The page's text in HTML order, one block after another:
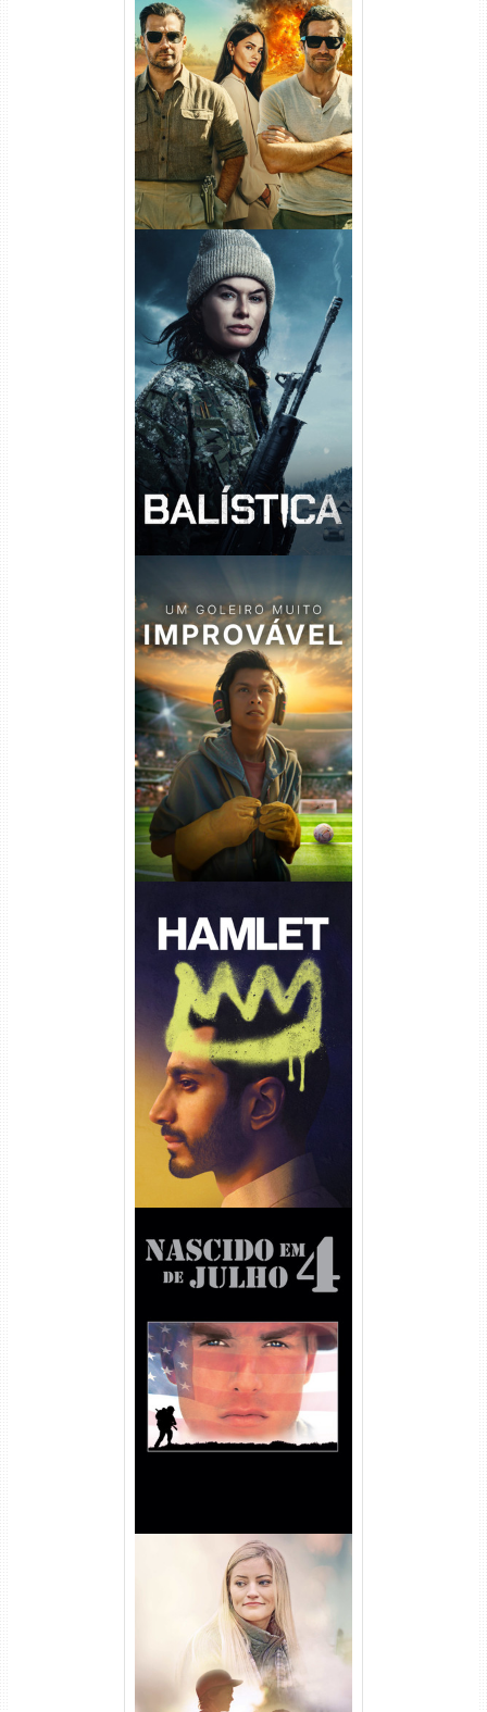
Na Zona Cinzenta Torrent
(2026) WEB-DL 1080p/4K
Dual Áudio
Balística Torrent (2025) WEB-
DL 1080p Dual Áudio
Um Goleiro Muito Improvável
Torrent (2026) WEB-DL 1080p
Dual Áudio
Hamlet Torrent (2026) WEB-
DL 1080p Dual Áudio
Nascido em 4 de Julho
Torrent (1989) WEB-DL 1080p
Dual Áudio
Uma Amizade para Recordar
Torrent (2025) WEB-DL 1080p